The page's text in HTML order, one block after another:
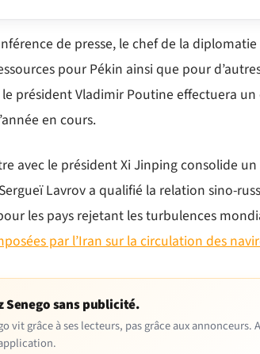
de presse, le chef de la
pour Pékin ainsi que pour
président Vladimir Poutine effectuera
en cours.
avec le président Xi Jinping consolide
Lavrov a qualifié la relation sino-
les pays rejetant les turbulences
par l’Iran sur la circulation des
Senego sans publicité.
vit grâce à ses lecteurs, pas grâce aux